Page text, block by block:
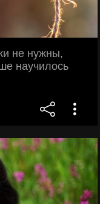
не нужны,
научилось